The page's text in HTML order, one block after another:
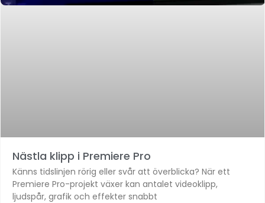
Nästla klipp i Premiere Pro
Känns tidslinjen rörig eller svår att överblicka? När ett
Premiere Pro-projekt växer kan antalet videoklipp,
ljudspår, grafik och effekter snabbt